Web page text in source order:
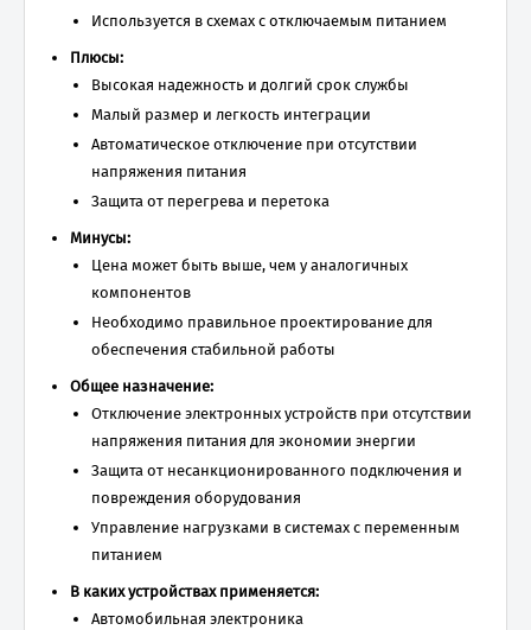
Используется в схемах с отключаемым питанием
Плюсы:
Высокая надежность и долгий срок службы
Малый размер и легкость интеграции
Автоматическое отключение при отсутствии
напряжения питания
Защита от перегрева и перетока
Минусы:
Цена может быть выше, чем у аналогичных
компонентов
Необходимо правильное проектирование для
обеспечения стабильной работы
Общее назначение:
Отключение электронных устройств при отсутствии
напряжения питания для экономии энергии
Защита от несанкционированного подключения и
повреждения оборудования
Управление нагрузками в системах с переменным
питанием
В каких устройствах применяется:
Автомобильная электроника